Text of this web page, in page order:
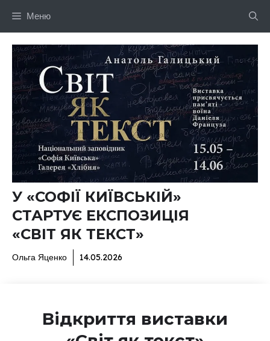
Меню
У «СОФІЇ КИЇВСЬКІЙ»
СТАРТУЄ ЕКСПОЗИЦІЯ
«СВІТ ЯК ТЕКСТ»
Ольга Яценко 14.05.2026
Відкриття виставки